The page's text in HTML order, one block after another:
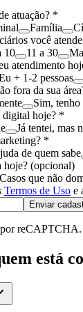
atuação? *
Família
você
10 11 a 30
atendimento
+ 1-2 pessoas
fora da sua
Sim,
digital hoje? *
Já tentei, mas
*
de quem sabe
hoje? (opcional)
Casos que não
Termos de Uso e
Enviar
está